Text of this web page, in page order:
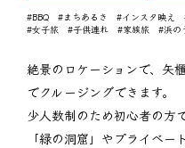
#BBQ #まちあるき #インスタ映え
#女子旅
#子供連れ #家族旅 #浜の
絶景のロケーションで、矢
でクルージングできます。
少人数制のため初心者の方
「緑の洞窟」やプライベー